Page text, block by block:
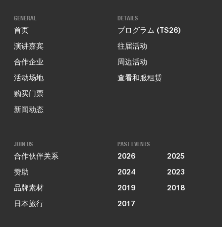
GENERAL
首页
演讲嘉宾
合作企业
活动场地
购买门票
新闻动态
DETAILS
プログラム (TS26)
往届活动
周边活动
查看和服租赁
JOIN US
合作伙伴关系
赞助
品牌素材
日本旅行
PAST EVENTS
2026
2025
2024
2023
2019
2018
2017